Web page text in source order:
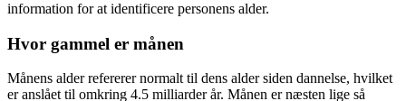
information for at identificere personens alder.
Hvor gammel er månen
Månens alder refererer normalt til dens alder siden dannelse, hvilket
er anslået til omkring 4.5 milliarder år. Månen er næsten lige så